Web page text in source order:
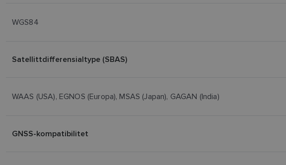
WGS84
Satellittdifferensialtype (SBAS)
WAAS (USA), EGNOS (Europa), MSAS (Japan), GAGAN (India)
GNSS-kompatibilitet